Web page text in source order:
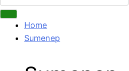
untuk:
Home
Sumenep